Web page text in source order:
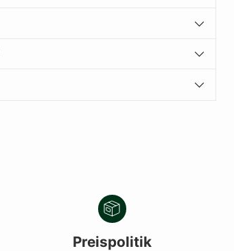
Preispolitik